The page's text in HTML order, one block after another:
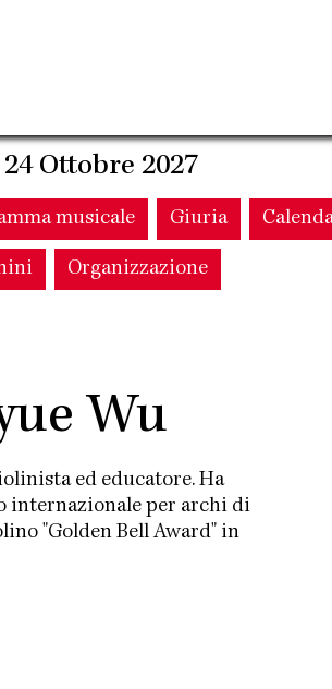
Ottobre 2027
musicale Giuria
Organizzazione
Wu
ed educatore. Ha
internazionale per archi di
"Golden Bell Award" in